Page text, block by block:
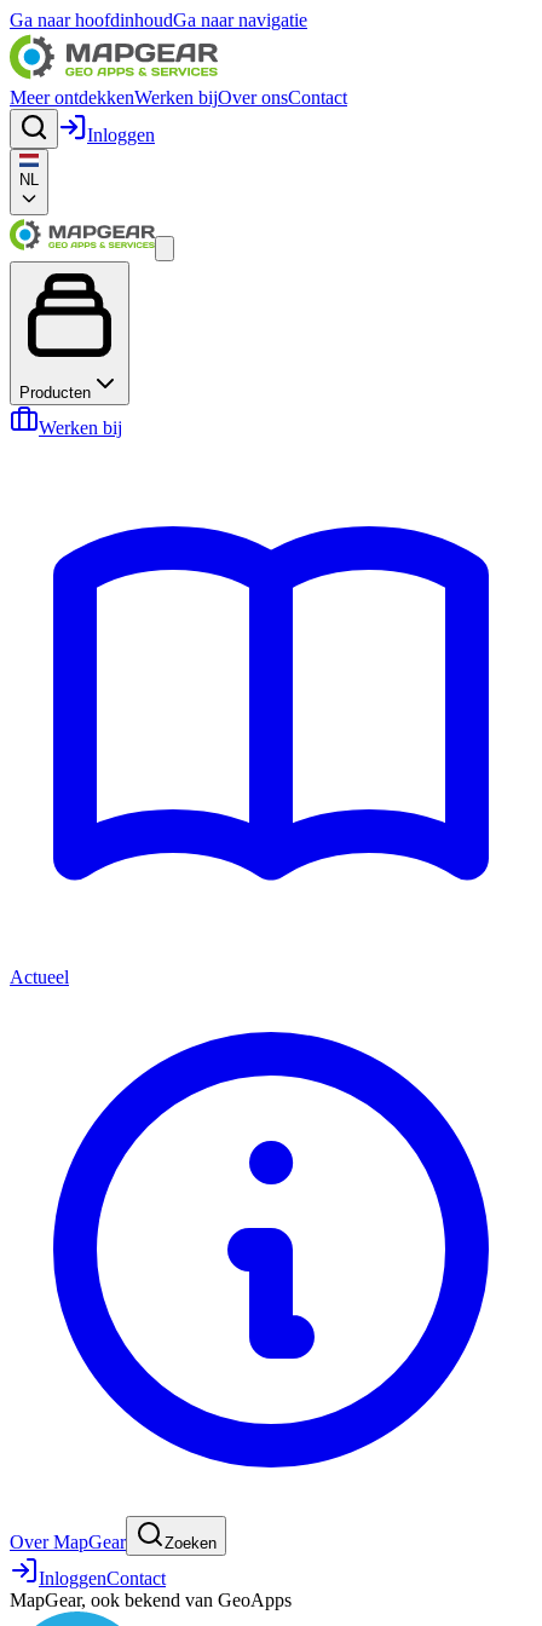
Ga naar hoofdinhoudGa naar navigatie
Meer ontdekkenWerken bijOver onsContact
Inloggen
NL
Producten
Werken bij
Actueel
Over MapGear Zoeken
InloggenContact
MapGear, ook bekend van GeoApps